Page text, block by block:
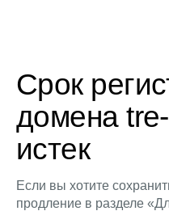
Срок
домена
истек
Если вы хотите
продление в разделе